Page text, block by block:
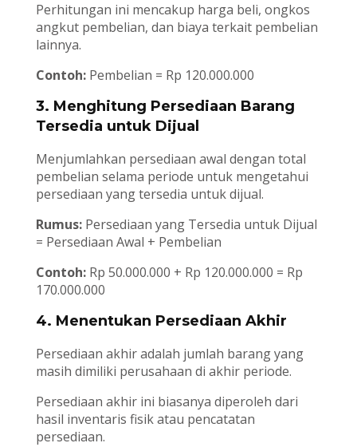
Perhitungan ini mencakup harga beli, ongkos
angkut pembelian, dan biaya terkait pembelian
lainnya.
Contoh:Pembelian = Rp 120.000.000
3. Menghitung Persediaan Barang
Tersedia untuk Dijual
Menjumlahkan persediaan awal dengan total
pembelian selama periode untuk mengetahui
persediaan yang tersedia untuk dijual.
Rumus: Persediaan yang Tersedia untuk Dijual
= Persediaan Awal + Pembelian
Contoh:Rp 50.000.000 + Rp 120.000.000 = Rp
170.000.000
4. Menentukan Persediaan Akhir
Persediaan akhir adalah jumlah barang yang
masih dimiliki perusahaan di akhir periode.
Persediaan akhir ini biasanya diperoleh dari
hasil inventaris fisik atau pencatatan
persediaan.